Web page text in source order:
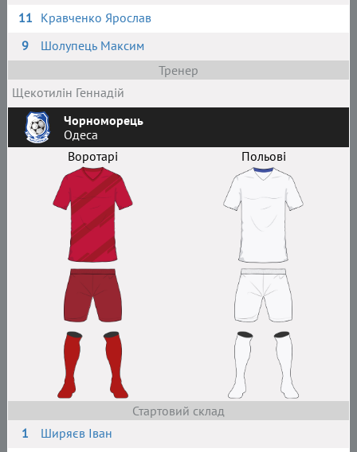
11 Кравченко Ярослав
9
Шолупець Максим
Тренер
Щекотилін Геннадій
Чорноморець
Одеса
Воротарі
Польові
Стартовий склад
1
Ширяєв Іван